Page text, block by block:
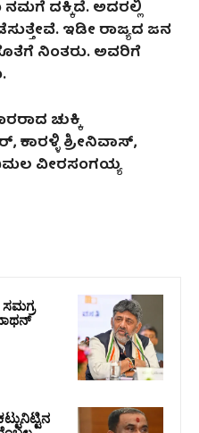
ದಕ್ಕಿದೆ. ಅದರಲ್ಲಿ
ಇಡೀ ರಾಜ್ಯದ ಜನ
ನಿಂತರು. ಅವರಿಗೆ
ಚುಕ್ಕಿ
,ಕಾರಳ್ಳಿ ಶ್ರೀನಿವಾಸ್,
ವೀರಸಂಗಯ್ಯ